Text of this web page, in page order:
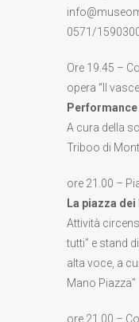
0571/
Ore 19.45 –
opera “Il
A cura della
Triboo di
ore 21.00 –
La piazza
Attività
tutti” e stand
alta voce, a
Mano Piazza”
ore 21.00 –